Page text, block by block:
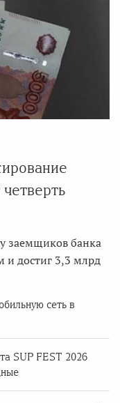
заемщиков банка
и достиг 3,3 млрд
сеть в
SUP FEST 2026